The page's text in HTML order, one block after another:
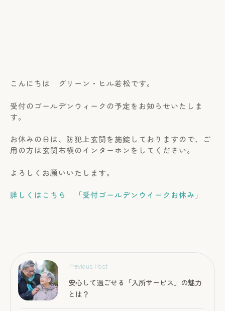
こんにちは グリーン・ヒル若松です。
受付のゴールデンウィークの予定をお知らせいたしま
す。
お休みの日は、防犯上玄関を施錠しておりますので、ご
用の方は玄関右横のインターホンをしてください。
よろしくお願いいたします。
詳しくはこちら 「受付ゴールデンウイークお休み」
Previous Post
安心して過ごせる「入所サービス」の魅力
とは？